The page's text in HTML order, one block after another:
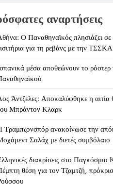
αναρτήσεις
Ο Παναθηναϊκός πλησιάζει
για τη ρεβάνς με την
μέσα αποθεώνουν το ρόστερ
Άντζελες: Αποκαλύφθηκε η αιτία
Μπράντον Κλαρκ
Τραμπζονσπόρ ανακοίνωσε την
Σαλάχ με διετές συμβόλαιο
διακρίσεις στο
θέση για τον Τζαμτζή,